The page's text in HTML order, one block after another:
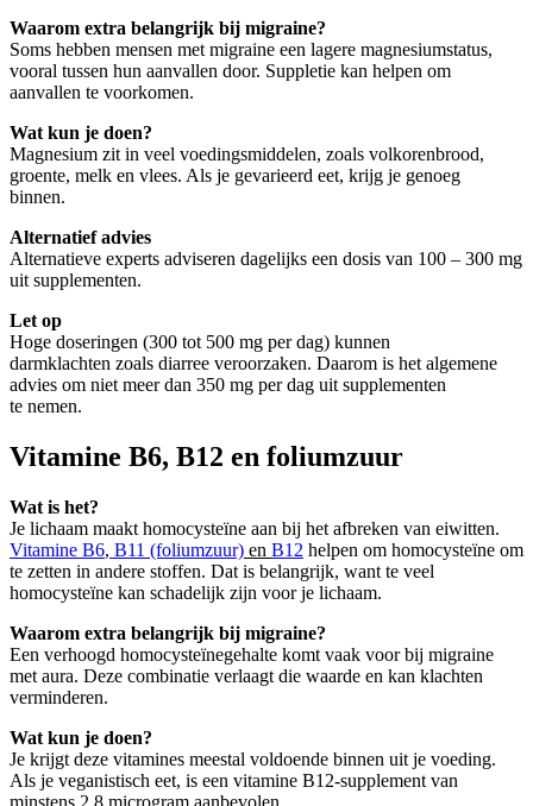
Waarom extra belangrijk bij migraine?
Soms hebben mensen met migraine een lagere magnesiumstatus,
vooral tussen hun aanvallen door. Suppletie kan helpen om
aanvallen te voorkomen.
Wat kun je doen?
Magnesium zit in veel voedingsmiddelen, zoals volkorenbrood,
groente, melk en vlees. Als je gevarieerd eet, krijg je genoeg
binnen.
Alternatief advies
Alternatieve experts adviseren dagelijks een dosis van 100 – 300 mg
uit supplementen.
Let op
Hoge doseringen (300 tot 500 mg per dag) kunnen
darmklachten zoals diarree veroorzaken. Daarom is het algemene
advies om niet meer dan 350 mg per dag uit supplementen
te nemen.
Vitamine B6, B12 en foliumzuur
Wat is het?
Je lichaam maakt homocysteïne aan bij het afbreken van eiwitten.
Vitamine B6, B11 (foliumzuur) en B12 helpen om homocysteïne om
te zetten in andere stoffen. Dat is belangrijk, want te veel
homocysteïne kan schadelijk zijn voor je lichaam.
Waarom extra belangrijk bij migraine?
Een verhoogd homocysteïnegehalte komt vaak voor bij migraine
met aura. Deze combinatie verlaagt die waarde en kan klachten
verminderen.
Wat kun je doen?
Je krijgt deze vitamines meestal voldoende binnen uit je voeding.
Als je veganistisch eet, is een vitamine B12-supplement van